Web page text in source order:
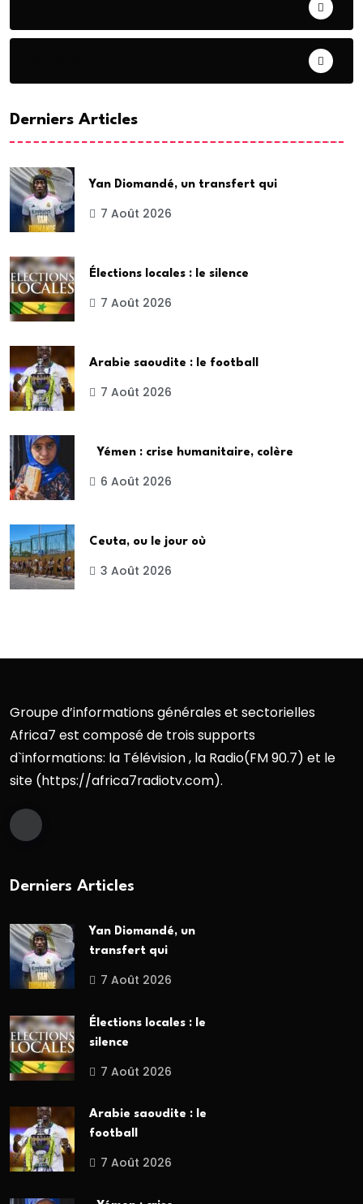
Derniers Articles
Yan Diomandé, un transfert qui
7 Août 2026
Élections locales : le silence
7 Août 2026
Arabie saoudite : le football
7 Août 2026
Yémen : crise humanitaire, colère
6 Août 2026
Ceuta, ou le jour où
3 Août 2026
Groupe d’informations générales et sectorielles
Africa7 est composé de trois supports
d`informations: la Télévision , la Radio(FM 90.7) et le
site (https://africa7radiotv.com).
Derniers Articles
Yan Diomandé, un
transfert qui
7 Août 2026
Élections locales : le
silence
7 Août 2026
Arabie saoudite : le
football
7 Août 2026